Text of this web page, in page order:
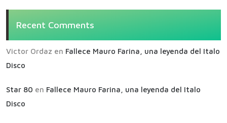
Recent Comments
Victor Ordaz en Fallece Mauro Farina, una leyenda del Italo
Disco
Star 80 en Fallece Mauro Farina, una leyenda del Italo
Disco